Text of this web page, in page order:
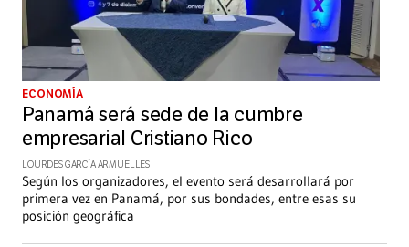
ECONOMÍA
Panamá será sede de la cumbre
empresarial Cristiano Rico
LOURDES GARCÍA ARMUELLES
Según los organizadores, el evento será desarrollará por
primera vez en Panamá, por sus bondades, entre esas su
posición geográfica